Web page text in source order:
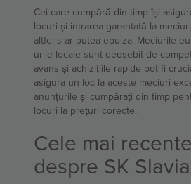
Cei care cumpără din timp își
locuri și intrarea garantată la
altfel s-ar putea epuiza. Meciurile
urile locale sunt deosebit de
avans și achizițiile rapide pot fi
asigura un loc la aceste meciuri
anunțurile și cumpărați din timp
locuri la prețuri corecte.
Cele mai
despre SK